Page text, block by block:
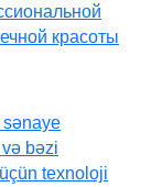
красоты
bəzi
texnoloji